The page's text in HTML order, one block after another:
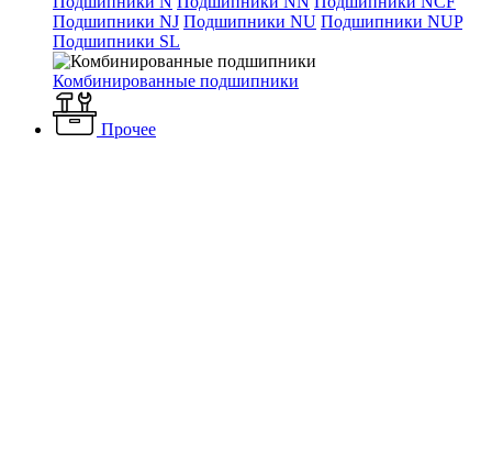
Подшипники NJ Подшипники NU Подшипники NUP
Подшипники SL
Комбинированные подшипники
Прочее